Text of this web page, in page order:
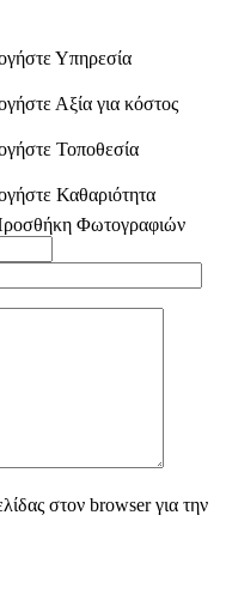
Υπηρεσία
Αξία για κόστος
Τοποθεσία
Καθαριότητα
Φωτογραφιών
στον browser για την